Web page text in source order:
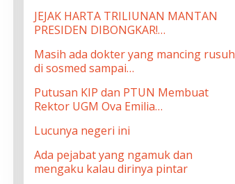
JEJAK HARTA TRILIUNAN MANTAN
PRESIDEN DIBONGKAR!…
Masih ada dokter yang mancing rusuh
di sosmed sampai…
Putusan KIP dan PTUN Membuat
Rektor UGM Ova Emilia…
Lucunya negeri ini
Ada pejabat yang ngamuk dan
mengaku kalau dirinya pintar